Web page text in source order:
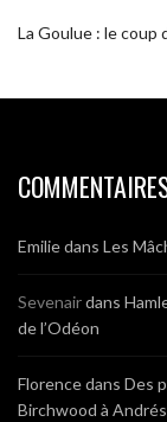
La Goulue : le coup
Emiliedans Les
Sevenairdans
de l’Odéon
Florencedans Des
Birchwood à